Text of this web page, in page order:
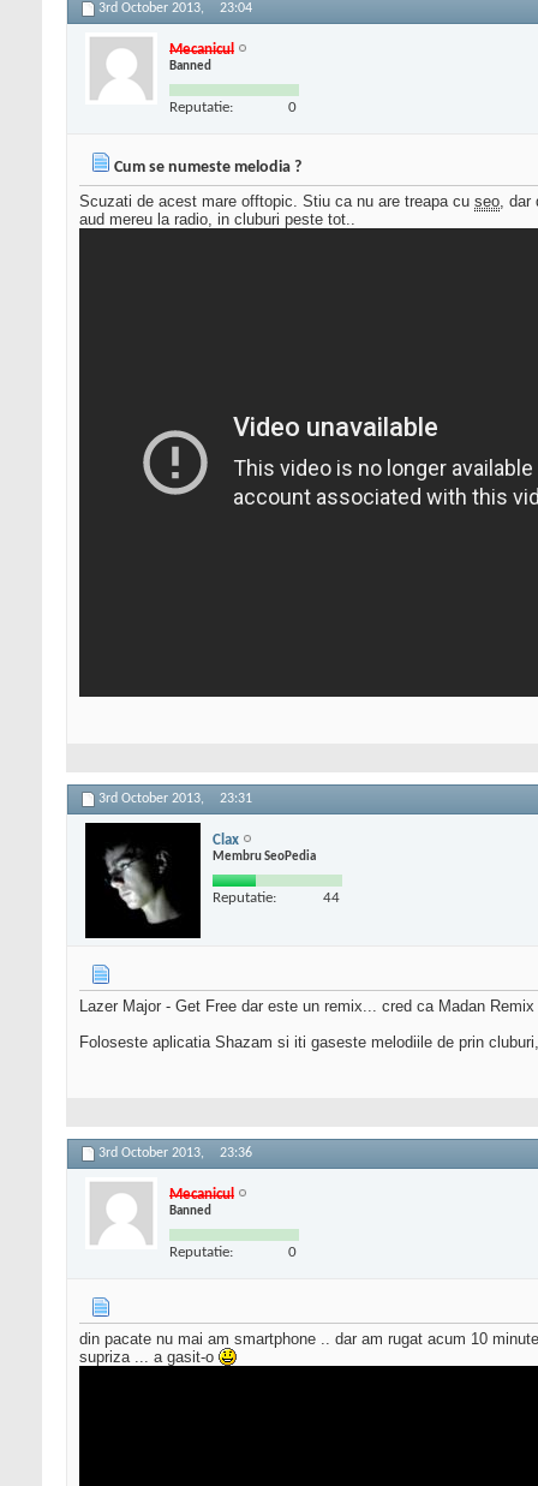
3rd October 2013, 23:04
Mecanicul
Banned
Reputatie: 0
Cum se numeste melodia ?
Scuzati de acest mare offtopic. Stiu ca nu are treapa cu seo, dar
aud mereu la radio, in cluburi peste tot..
3rd October 2013, 23:31
Clax
Membru SeoPedia
Reputatie: 44
Lazer Major - Get Free dar este un remix... cred ca Madan
Foloseste aplicatia Shazam si iti gaseste melodiile de prin
3rd October 2013, 23:36
Mecanicul
Banned
Reputatie: 0
din pacate nu mai am smartphone .. dar am rugat acum 10
supriza ... a gasit-o